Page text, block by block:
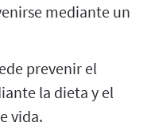
mediante un
prevenir el
la dieta y el
vida.